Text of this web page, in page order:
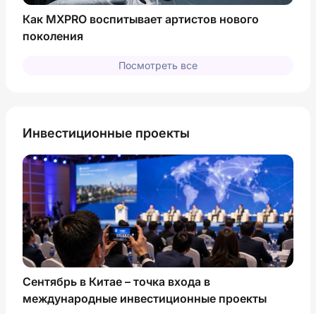
Как MXPRO воспитывает артистов нового
поколения
Посмотреть все
Инвестиционные проекты
Сентябрь в Китае – точка входа в
международные инвестиционные проекты